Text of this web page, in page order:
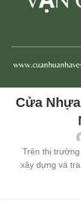
Cửa
Trên thị
xây dựng và